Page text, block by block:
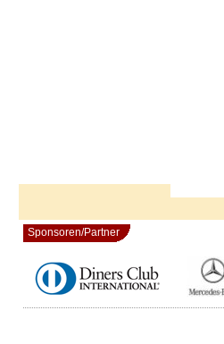
Sponsoren/Partner